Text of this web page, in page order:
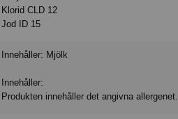
Klorid CLD 12
Jod ID 15
Innehåller: Mjölk
Innehåller:
Produkten innehåller det angivna allergenet.